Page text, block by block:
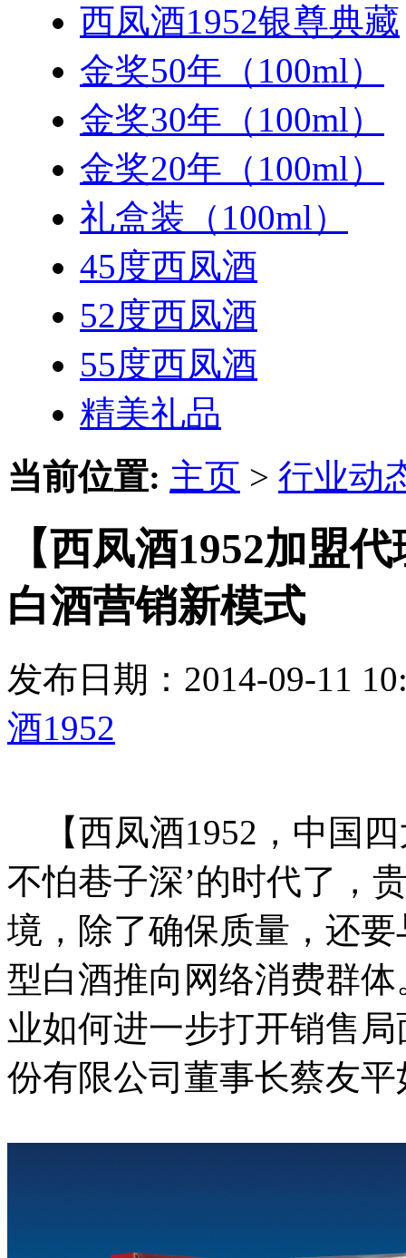
西凤酒1952银尊典藏
金奖50年（100ml）
金奖30年（100ml）
金奖20年（100ml）
礼盒装（100ml）
45度西凤酒
52度西凤酒
55度西凤酒
精美礼品
当前位置: 主页 > 行业动
【西凤酒1952加盟
白酒营销新模式
发布日期：2014-09-11
酒1952
【西凤酒1952，中国四
不怕巷子深’的时代了，
境，除了确保质量，还
型白酒推向网络消费群
业如何进一步打开销售局
份有限公司董事长蔡友